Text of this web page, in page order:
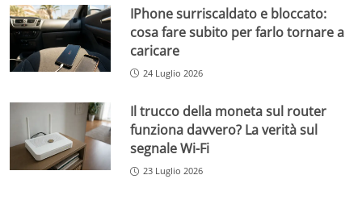
IPhone surriscaldato e bloccato:
cosa fare subito per farlo tornare a
caricare
24 Luglio 2026
Il trucco della moneta sul router
funziona davvero? La verità sul
segnale Wi-Fi
23 Luglio 2026